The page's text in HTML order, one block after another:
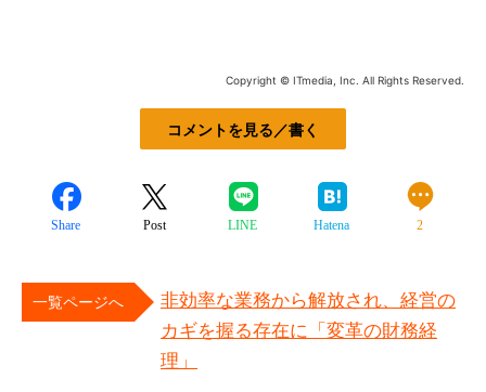
Copyright © ITmedia, Inc. All Rights Reserved.
コメントを見る／書く
Share Post LINE Hatena 2
一覧ページへ
非効率な業務から解放され、経営の
カギを握る存在に「変革の財務経
理」